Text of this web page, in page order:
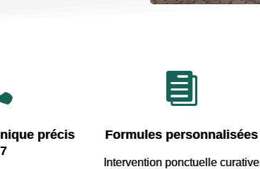
précis

Formules personnalisées
Intervention ponctuelle curative